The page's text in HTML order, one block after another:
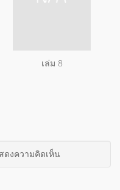
เล่ม 8
ดงความคิดเห็น